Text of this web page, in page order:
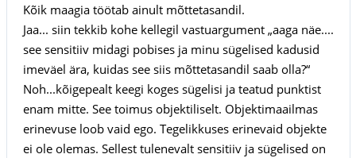
Kõik maagia töötab ainult mõttetasandil.
Jaa... siin tekkib kohe kellegil vastuargument „aaga näe....
see sensitiiv midagi pobises ja minu sügelised kadusid
imeväel ära, kuidas see siis mõttetasandil saab olla?“
Noh...kõigepealt keegi koges sügelisi ja teatud punktist
enam mitte. See toimus objektiliselt. Objektimaailmas
erinevuse loob vaid ego. Tegelikkuses erinevaid objekte
ei ole olemas. Sellest tulenevalt sensitiiv ja sügelised on